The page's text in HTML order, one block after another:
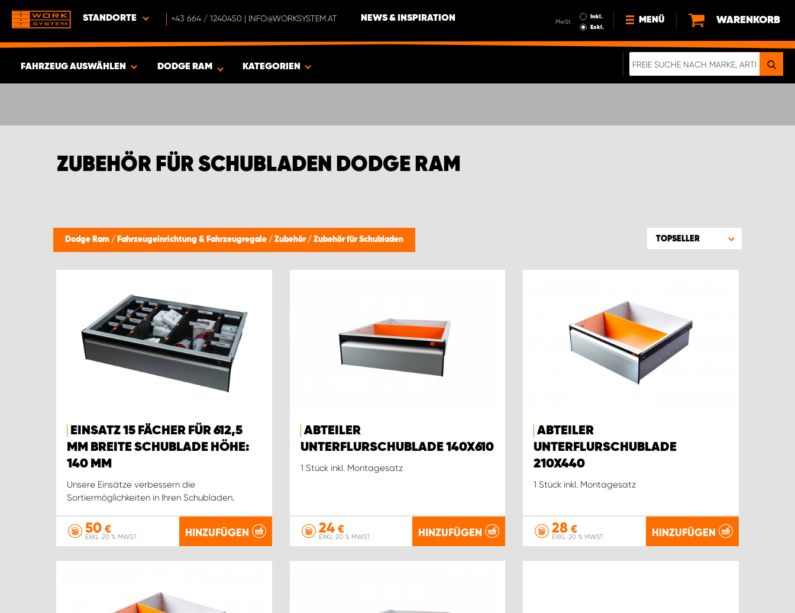
STANDORTE +43 664 / 1240450 | INFO@WORKSYSTEM.AT NEWS & INSPIRATION MwSt.
Inkl.
Exkl.
MENÜ
NEWS
WARENKORB
FAHRZEUG AUSWÄHLEN
ARTIKEL
DODGE RAM KATEGORIEN
ZUBEHÖR FÜR SCHUBLADEN DODGE RAM
Dodge Ram / Fahrzeugeinrichtung & Fahrzeugregale / Zubehör / Zubehör für Schubladen TOPSELLER
EINSATZ 15 FÄCHER FÜR 612,5
MM BREITE SCHUBLADE HÖHE:
140 MM
Unsere Einsätze verbessern die
Sortiermöglichkeiten in Ihren Schubladen.
50 €
EXKL. 20 % MWST. HINZUFÜGEN
ABTEILER
UNTERFLURSCHUBLADE 140X610
1 Stück inkl. Montagesatz
24€
EXKL. 20 % MWST. HINZUFÜGEN
ABTEILER
UNTERFLURSCHUBLADE
210X440
1 Stück inkl. Montagesatz
28 €
EXKL. 20 % MWST. HINZUFÜGEN